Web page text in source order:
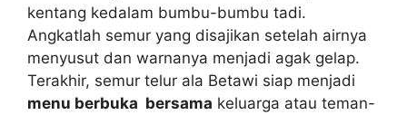
kentang kedalam bumbu-bumbu tadi.
Angkatlah semur yang disajikan setelah airnya
menyusut dan warnanya menjadi agak gelap.
Terakhir, semur telur ala Betawi siap menjadi
menu berbuka bersama keluarga atau teman-